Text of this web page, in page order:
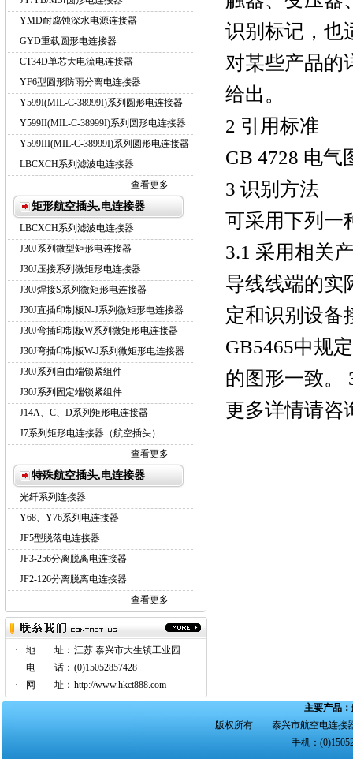
YMD耐腐蚀深水电源连接器
GYD重载圆形电连接器
CT34D单芯大电流电连接器
YF6型圆形防雨分离电连接器
Y599I(MIL-C-38999I)系列圆形电连接器
Y599II(MIL-C-38999I)系列圆形电连接器
Y599III(MIL-C-38999I)系列圆形电连接器
LBCXCH系列滤波电连接器
查看更多
矩形航空插头,电连接器
LBCXCH系列滤波电连接器
J30J系列微型矩形电连接器
J30J压接系列微矩形电连接器
J30J焊接S系列微矩形电连接器
J30J直插印制板N-J系列微矩形电连接器
J30J弯插印制板W系列微矩形电连接器
J30J弯插印制板W-J系列微矩形电连接器
J30J系列自由端锁紧组件
J30J系列固定端锁紧组件
J14A、C、D系列矩形电连接器
J7系列矩形电连接器（航空插头）
查看更多
特殊航空插头,电连接器
光纤系列连接器
Y68、Y76系列电连接器
JF5型脱落电连接器
JF3-256分离脱离电连接器
JF2-126分离脱离电连接器
查看更多
· 地 址： 江苏 泰兴市大生镇工业园
·
电 话： (0)15052857428
·
网 址： http://www.hkct888.com
识别标记，也
对某些产品的
给出。
2 引用标准
GB 4728 电气
3 识别方法
可采用下列一
3.1 采用相关
导线线端的实
定和识别设备
GB5465中规
的图形一致。
更多详情请咨
主要产品：
版权所有 泰兴市航空电连接
手机：